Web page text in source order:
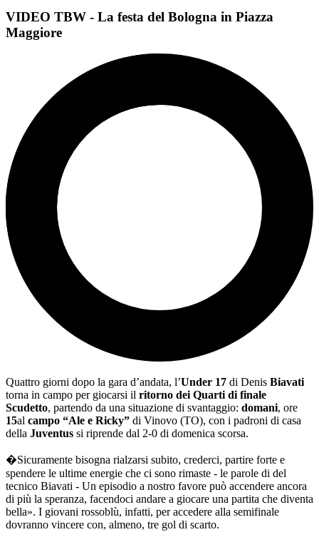
VIDEO TBW - La festa del Bologna in Piazza
Maggiore
Quattro giorni dopo la gara d’andata, l’Under 17 di Denis Biavati
torna in campo per giocarsi il ritorno dei Quarti di finale
Scudetto, partendo da una situazione di svantaggio: domani, ore
15al campo “Ale e Ricky” di Vinovo (TO), con i padroni di casa
della Juventus si riprende dal 2-0 di domenica scorsa.
�Sicuramente bisogna rialzarsi subito, crederci, partire forte e
spendere le ultime energie che ci sono rimaste - le parole di del
tecnico Biavati - Un episodio a nostro favore può accendere ancora
di più la speranza, facendoci andare a giocare una partita che diventa
bella». I giovani rossoblù, infatti, per accedere alla semifinale
dovranno vincere con, almeno, tre gol di scarto.